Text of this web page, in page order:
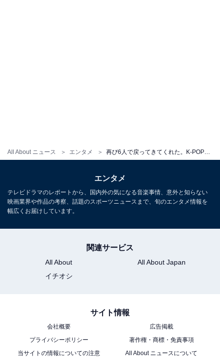
All About ニュース エンタメ 再び6人で戻ってきてくれた。K-POPの常識を塗り替えた「2PM」が“進行形レジェンド”であり続ける理由
エンタメ
テレビドラマのレポートから、国内外の気になる音楽事情、意外と知らない
映画業界や作品の考察、話題のスポーツニュースまで、旬のエンタメ情報を
幅広くお届けしています。
関連サービス
All About
All About Japan
イチオシ
サイト情報
会社概要
広告掲載
プライバシーポリシー
著作権・商標・免責事項
当サイトの情報についての注意
All About ニュースについて